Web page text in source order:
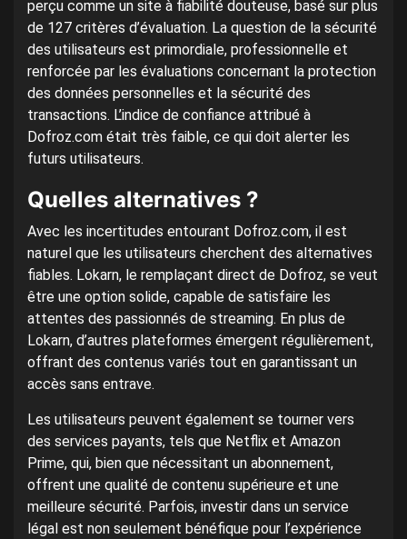
perçu comme un site à fiabilité douteuse, basé sur plus
de 127 critères d’évaluation. La question de la sécurité
des utilisateurs est primordiale, professionnelle et
renforcée par les évaluations concernant la protection
des données personnelles et la sécurité des
transactions. L’indice de confiance attribué à
Dofroz.com était très faible, ce qui doit alerter les
futurs utilisateurs.
Quelles alternatives ?
Avec les incertitudes entourant Dofroz.com, il est
naturel que les utilisateurs cherchent des alternatives
fiables. Lokarn, le remplaçant direct de Dofroz, se veut
être une option solide, capable de satisfaire les
attentes des passionnés de streaming. En plus de
Lokarn, d’autres plateformes émergent régulièrement,
offrant des contenus variés tout en garantissant un
accès sans entrave.
Les utilisateurs peuvent également se tourner vers
des services payants, tels que Netflix et Amazon
Prime, qui, bien que nécessitant un abonnement,
offrent une qualité de contenu supérieure et une
meilleure sécurité. Parfois, investir dans un service
légal est non seulement bénéfique pour l’expérience